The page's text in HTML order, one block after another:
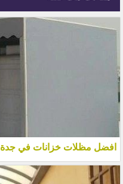
افضل مظلات خزانات في جدة